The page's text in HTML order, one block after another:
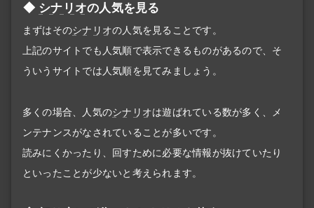
シナリオの人気を見る
まずはそのシナリオの人気を見ることです。
上記のサイトでも人気順で表示できるものがあるので、そ
ういうサイトでは人気順を見てみましょう。
多くの場合、人気のシナリオは遊ばれている数が多く、メ
ンテナンスがなされていることが多いです。
読みにくかったり、回すために必要な情報が抜けていたり
といったことが少ないと考えられます。